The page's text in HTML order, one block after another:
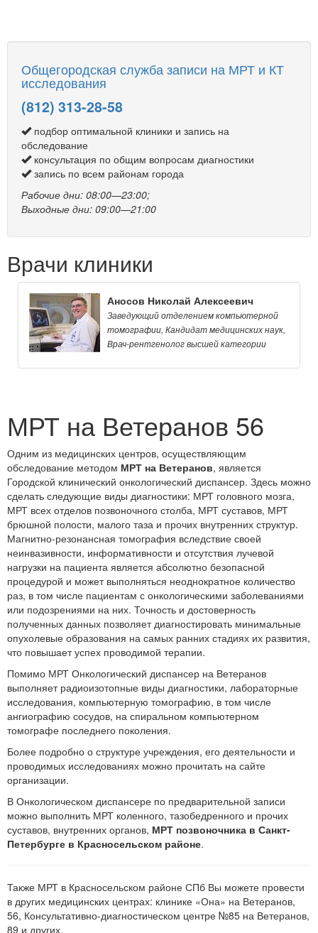
Общегородская служба записи на МРТ и КТ
исследования
(812) 313-28-58
подбор оптимальной клиники и запись на
обследование
консультация по общим вопросам диагностики
запись по всем районам города
Рабочие дни: 08:00—23:00;
Выходные дни: 09:00—21:00
Врачи клиники
Аносов Николай Алексеевич
Заведующий отделением компьютерной
томографии, Кандидат медицинских наук,
Врач-рентгенолог высшей категории
МРТ на Ветеранов 56
Одним из медицинских центров, осуществляющим
обследование методом МРТ на Ветеранов, является
Городской клинический онкологический диспансер. Здесь можно
сделать следующие виды диагностики: МРТ головного мозга,
МРТ всех отделов позвоночного столба, МРТ суставов, МРТ
брюшной полости, малого таза и прочих внутренних структур.
Магнитно-резонансная томография вследствие своей
неинвазивности, информативности и отсутствия лучевой
нагрузки на пациента является абсолютно безопасной
процедурой и может выполняться неоднократное количество
раз, в том числе пациентам с онкологическими заболеваниями
или подозрениями на них. Точность и достоверность
полученных данных позволяет диагностировать минимальные
опухолевые образования на самых ранних стадиях их развития,
что повышает успех проводимой терапии.
Помимо МРТ Онкологический диспансер на Ветеранов
выполняет радиоизотопные виды диагностики, лабораторные
исследования, компьютерную томографию, в том числе
ангиографию сосудов, на спиральном компьютерном
томографе последнего поколения.
Более подробно о структуре учреждения, его деятельности и
проводимых исследованиях можно прочитать на сайте
организации.
В Онкологическом диспансере по предварительной записи
можно выполнить МРТ коленного, тазобедренного и прочих
суставов, внутренних органов, МРТ позвоночника в Санкт-
Петербурге в Красносельском районе.
Также МРТ в Красносельском районе СПб Вы можете провести
в других медицинских центрах: клинике «Она» на Ветеранов,
56, Консультативно-диагностическом центре №85 на Ветеранов,
89 и других.